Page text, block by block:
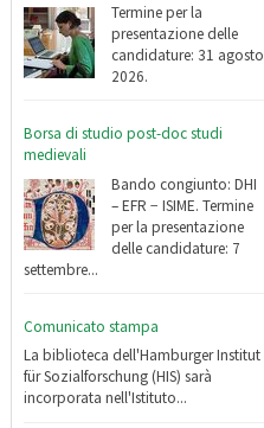
Termine per la
presentazione delle
candidature: 31 agosto
2026.
Borsa di studio post-doc studi
medievali
Bando congiunto: DHI
– EFR − ISIME. Termine
per la presentazione
delle candidature: 7
settembre...
Comunicato stampa
La biblioteca dell'Hamburger Institut
für Sozialforschung (HIS) sarà
incorporata nell'Istituto...